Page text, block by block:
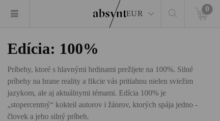
EUR
0
Edícia: 100%
Príbehy, ktoré s hlavnými hrdinami prežijete na 100%. Silné
príbehy na hrane reality a fikcie vás pritiahnu nielen sviežim
jazykom, ale aj aktuálnymi témami. Edícia 100% je
„stopercentný“ kokteil autorov i žánrov, ktorých spája jedno -
človek a jeho silný príbeh.